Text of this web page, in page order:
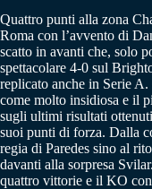
Quattro punti alla zona
Roma con l’avvento di
scatto in avanti che, solo
spettacolare 4-0 sul
replicato anche in Serie A.
come molto insidiosa e il
sugli ultimi risultati
suoi punti di forza. Dalla
regia di Paredes sino al
davanti alla sorpresa
quattro vittorie e il KO